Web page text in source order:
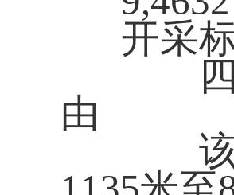
开采
四
由
该